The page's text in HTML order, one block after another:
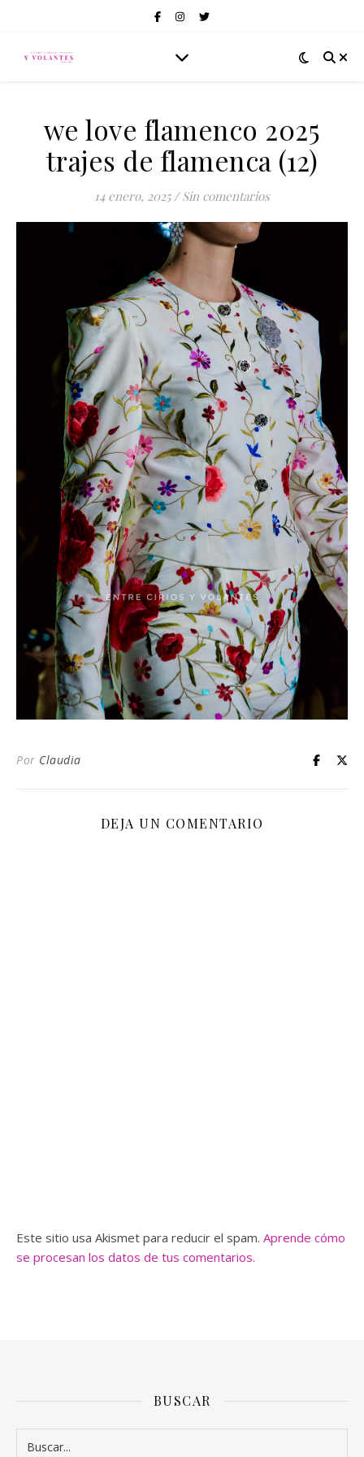
we love flamenco 2025
trajes de flamenca (12)
14 enero, 2025 / Sin comentarios
Por Claudia
DEJA UN COMENTARIO
Este sitio usa Akismet para reducir el spam. Aprende cómo
se procesan los datos de tus comentarios.
BUSCAR